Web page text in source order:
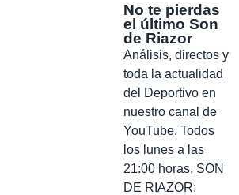
No te pierdas
el último Son
de Riazor
Análisis, directos y
toda la actualidad
del Deportivo en
nuestro canal de
YouTube. Todos
los lunes a las
21:00 horas, SON
DE RIAZOR: